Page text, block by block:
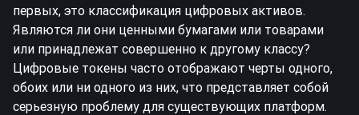
первых, это классификация цифровых активов.
Являются ли они ценными бумагами или товарами
или принадлежат совершенно к другому классу?
Цифровые токены часто отображают черты одного,
обоих или ни одного из них, что представляет собой
серьезную проблему для существующих платформ.